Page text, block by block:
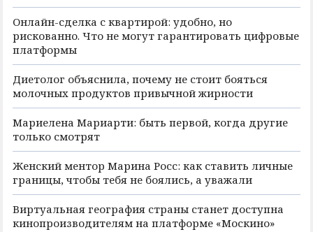
Онлайн-сделка с квартирой: удобно, но
рискованно. Что не могут гарантировать цифровые
платформы
Диетолог объяснила, почему не стоит бояться
молочных продуктов привычной жирности
Мариелена Мариарти: быть первой, когда другие
только смотрят
Женский ментор Марина Росс: как ставить личные
границы, чтобы тебя не боялись, а уважали
Виртуальная география страны станет доступна
кинопроизводителям на платформе «Москино»